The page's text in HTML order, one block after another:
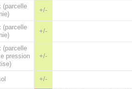
(parcelle
+/-
(parcelle
+/-
(parcelle
pression
+/-
+/-